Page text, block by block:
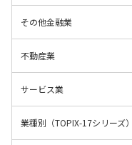
その他金融業
不動産業
サービス業
業種別（TOPIX-17シリーズ）